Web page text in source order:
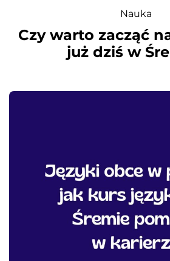
Nauka
Czy warto zacząć
już dziś w